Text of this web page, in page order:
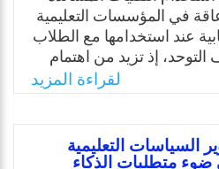
التقنية وتطويعها لبناء أجيال
Email
في المؤسسات التعليمية
عند استخدامها مع الطلاب
إذ تزيد من اهتمام
بعض الدراسات على الأثر
تنمية مهارات التواصل
الاجتماعية، والعناية
طيف التوحد. وعليه
للكشف عن مُتطلبات توظيف
لقراءة المزيد
السياسات التعليمية
متطلبات الذكاء